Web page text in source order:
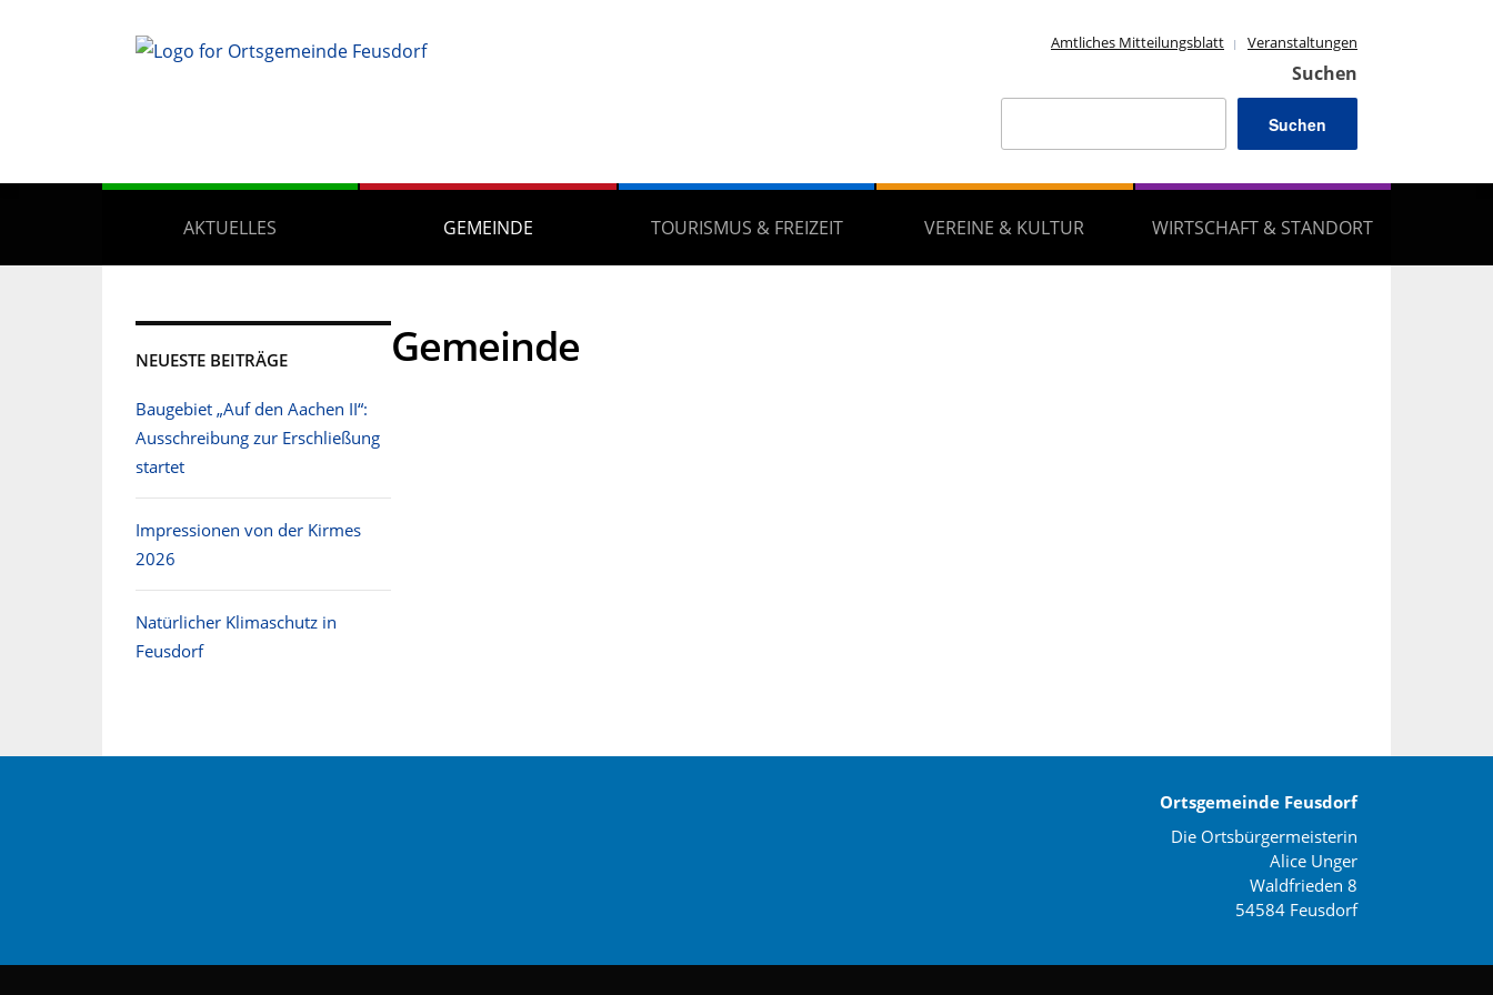
Amtliches Mitteilungsblatt Veranstaltungen
Suchen
Suchen
AKTUELLES GEMEINDE TOURISMUS & FREIZEIT VEREINE & KULTUR WIRTSCHAFT & STANDORT
NEUESTE BEITRÄGE
Baugebiet „Auf den Aachen II“:
Ausschreibung zur Erschließung
startet
Impressionen von der Kirmes
2026
Natürlicher Klimaschutz in
Feusdorf
Gemeinde
Ortsgemeinde Feusdorf
Die Ortsbürgermeisterin
Alice Unger
Waldfrieden 8
54584 Feusdorf